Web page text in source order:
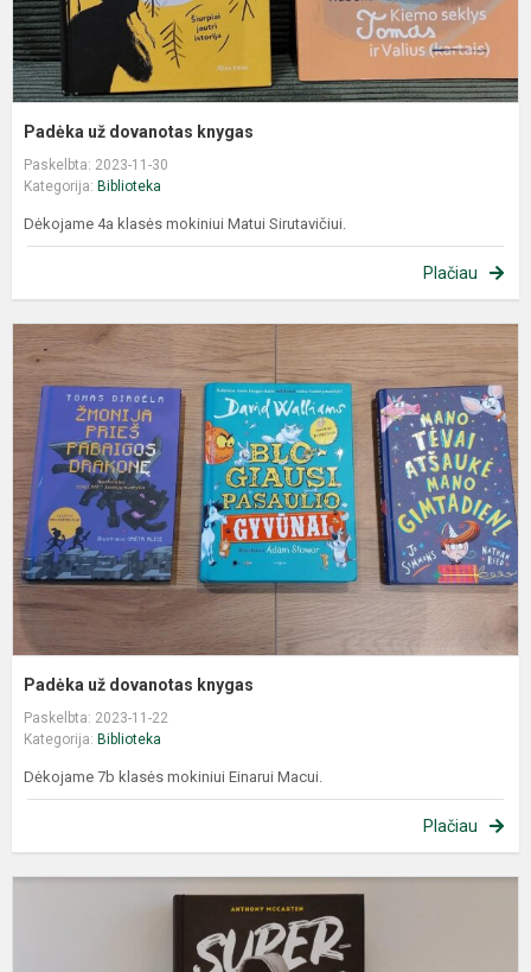
Padėka už dovanotas knygas
Paskelbta: 2023-11-30
Kategorija: Biblioteka
Dėkojame 4a klasės mokiniui Matui Sirutavičiui.
Plačiau
Padėka už dovanotas knygas
Paskelbta: 2023-11-22
Kategorija: Biblioteka
Dėkojame 7b klasės mokiniui Einarui Macui.
Plačiau